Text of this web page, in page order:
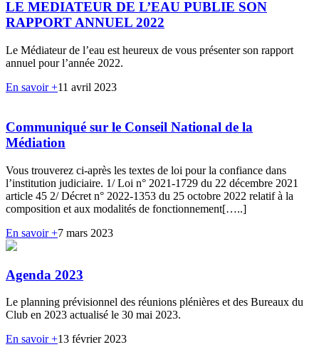
LE MEDIATEUR DE L’EAU PUBLIE SON
RAPPORT ANNUEL 2022
Le Médiateur de l’eau est heureux de vous présenter son rapport
annuel pour l’année 2022.
En savoir +11 avril 2023
Communiqué sur le Conseil National de la
Médiation
Vous trouverez ci-après les textes de loi pour la confiance dans
l’institution judiciaire. 1/ Loi n° 2021-1729 du 22 décembre 2021
article 45 2/ Décret n° 2022-1353 du 25 octobre 2022 relatif à la
composition et aux modalités de fonctionnement[…..]
En savoir +7 mars 2023
Agenda 2023
Le planning prévisionnel des réunions plénières et des Bureaux du
Club en 2023 actualisé le 30 mai 2023.
En savoir +13 février 2023